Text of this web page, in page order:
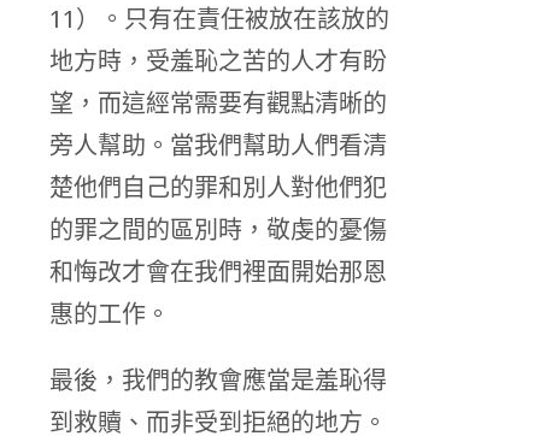
11）。只有在責任被放在該放的
地方時，受羞恥之苦的人才有盼
望，而這經常需要有觀點清晰的
旁人幫助。當我們幫助人們看清
楚他們自己的罪和別人對他們犯
的罪之間的區別時，敬虔的憂傷
和悔改才會在我們裡面開始那恩
惠的工作。
最後，我們的教會應當是羞恥得
到救贖、而非受到拒絕的地方。